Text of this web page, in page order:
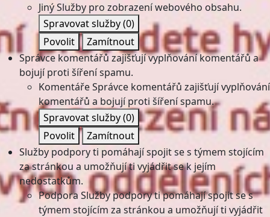
JinýSlužby pro zobrazení webového obsahu.
Spravovat služby(0)
Povolit
Zamítnout
Správce komentářů zajišťují vyplňování komentářů a
bojují proti šíření spamu.
KomentářeSprávce komentářů zajišťují vyplňování
komentářů a bojují proti šíření spamu.
Spravovat služby(0)
Povolit
Zamítnout
Služby podpory ti pomáhají spojit se s týmem stojícím
za stránkou a umožňují ti vyjádřit se k jejím
nedostatkům.
Podpora Služby podpory ti pomáhají spojit se s
týmem stojícím za stránkou a umožňují ti vyjádřit